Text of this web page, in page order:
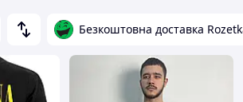
Безкоштовна доставка